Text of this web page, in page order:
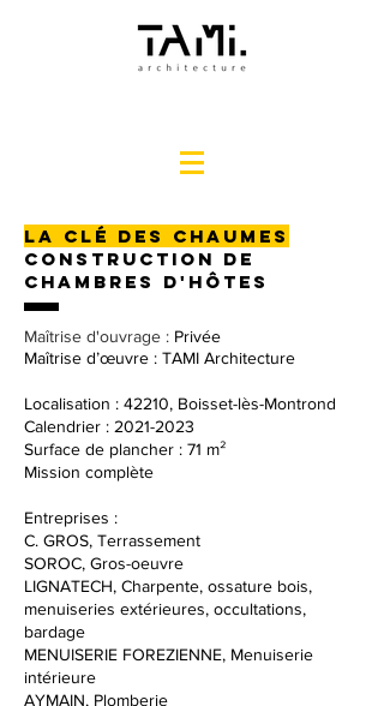
La clé des chaumes
Construction de
chambres d'hôtes
Maîtrise d'ouvrage : Privée
Maîtrise d’œuvre : TAMI Architecture
Localisation : 42210, Boisset-lès-Montrond
Calendrier : 2021-2023
Surface de plancher : 71 m²
Mission complète
Entreprises :
C. GROS, Terrassement
SOROC, Gros-oeuvre
LIGNATECH, Charpente, ossature bois,
menuiseries extérieures, occultations,
bardage
MENUISERIE FOREZIENNE, Menuiserie
intérieure
AYMAIN, Plomberie